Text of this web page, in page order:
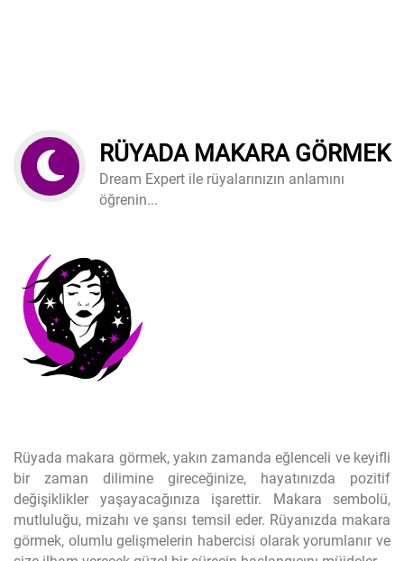
RÜYADA MAKARA GÖRMEK
Dream Expert ile rüyalarınızın anlamını
öğrenin...
Rüyada makara görmek, yakın zamanda eğlenceli ve keyifli
bir zaman dilimine gireceğinize, hayatınızda pozitif
değişiklikler yaşayacağınıza işarettir. Makara sembolü,
mutluluğu, mizahı ve şansı temsil eder. Rüyanızda makara
görmek, olumlu gelişmelerin habercisi olarak yorumlanır ve